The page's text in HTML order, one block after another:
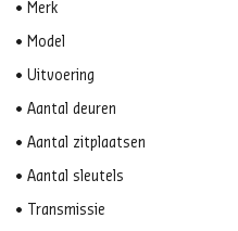
Merk
Model
Uitvoering
Aantal deuren
Aantal zitplaatsen
Aantal sleutels
Transmissie